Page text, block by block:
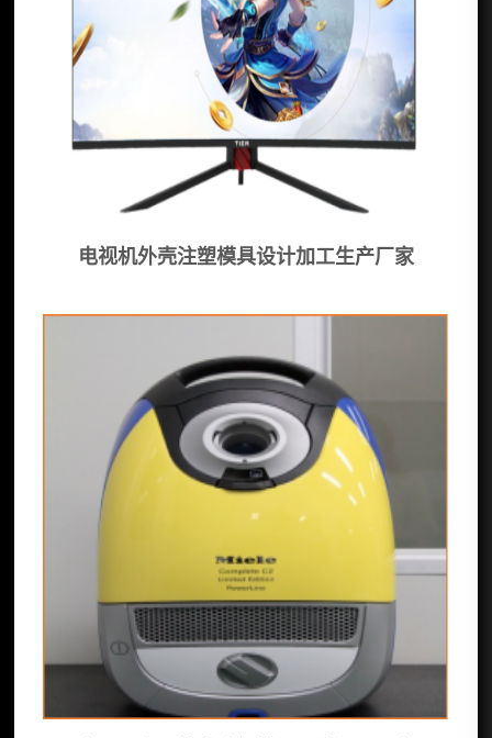
电视机外壳注塑模具设计加工生产厂家